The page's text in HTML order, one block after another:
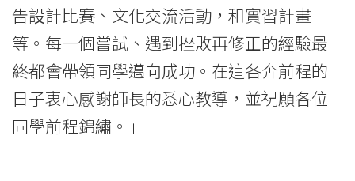
國
際
學
院
告設計比賽、文化交流活動，和實習計畫
等。每一個嘗試、遇到挫敗再修正的經驗最
終都會帶領同學邁向成功。在這各奔前程的
日子衷心感謝師長的悉心教導，並祝願各位
同學前程錦繡。」